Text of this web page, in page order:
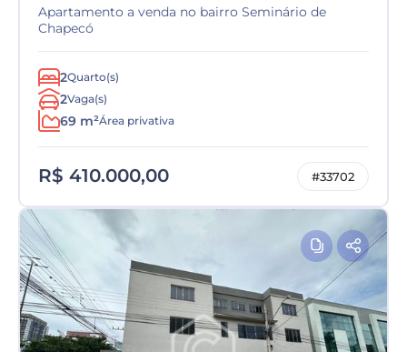
Apartamento a venda no bairro Seminário de
Chapecó
2Quarto(s)
2Vaga(s)
69 m²Área privativa
R$ 410.000,00 #33702